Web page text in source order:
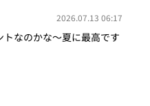
2026.07.13 06:17
なのかな～夏に最高です